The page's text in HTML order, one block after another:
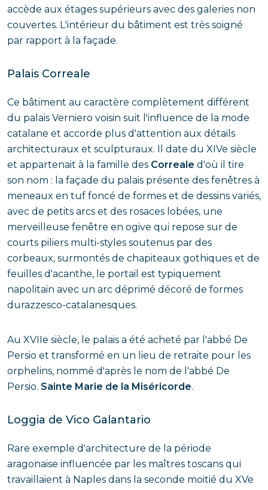
accède aux étages supérieurs avec des galeries non
couvertes. L'intérieur du bâtiment est très soigné
par rapport à la façade.
Palais Correale
Ce bâtiment au caractère complètement différent
du palais Verniero voisin suit l'influence de la mode
catalane et accorde plus d'attention aux détails
architecturaux et sculpturaux. Il date du XIVe siècle
et appartenait à la famille des Correale d'où il tire
son nom : la façade du palais présente des fenêtres à
meneaux en tuf foncé de formes et de dessins variés,
avec de petits arcs et des rosaces lobées, une
merveilleuse fenêtre en ogive qui repose sur de
courts piliers multi-styles soutenus par des
corbeaux, surmontés de chapiteaux gothiques et de
feuilles d'acanthe, le portail est typiquement
napolitain avec un arc déprimé décoré de formes
durazzesco-catalanesques.
Au XVIIe siècle, le palais a été acheté par l'abbé De
Persio et transformé en un lieu de retraite pour les
orphelins, nommé d'après le nom de l'abbé De
Persio. Sainte Marie de la Miséricorde.
Loggia de Vico Galantario
Rare exemple d'architecture de la période
aragonaise influencée par les maîtres toscans qui
travaillaient à Naples dans la seconde moitié du XVe